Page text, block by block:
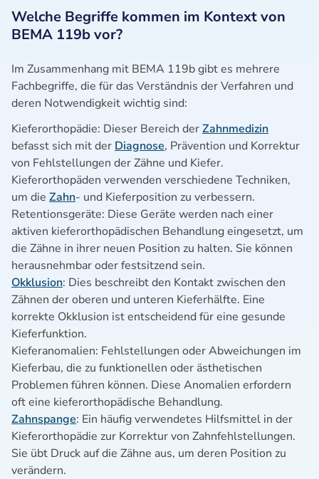
Welche Begriffe kommen im Kontext von
BEMA 119b vor?
Im Zusammenhang mit BEMA 119b gibt es mehrere
Fachbegriffe, die für das Verständnis der Verfahren und
deren Notwendigkeit wichtig sind:
Kieferorthopädie: Dieser Bereich derZahnmedizin
befasst sich mit der Diagnose, Prävention und Korrektur
von Fehlstellungen der Zähne und Kiefer.
Kieferorthopäden verwenden verschiedene Techniken,
um die Zahn- und Kieferposition zu verbessern.
Retentionsgeräte: Diese Geräte werden nach einer
aktiven kieferorthopädischen Behandlung eingesetzt, um
die Zähne in ihrer neuen Position zu halten. Sie können
herausnehmbar oder festsitzend sein.
Okklusion: Dies beschreibt den Kontakt zwischen den
Zähnen der oberen und unteren Kieferhälfte. Eine
korrekte Okklusion ist entscheidend für eine gesunde
Kieferfunktion.
Kieferanomalien: Fehlstellungen oder Abweichungen im
Kieferbau, die zu funktionellen oder ästhetischen
Problemen führen können. Diese Anomalien erfordern
oft eine kieferorthopädische Behandlung.
Zahnspange: Ein häufig verwendetes Hilfsmittel in der
Kieferorthopädie zur Korrektur von Zahnfehlstellungen.
Sie übt Druck auf die Zähne aus, um deren Position zu
verändern.